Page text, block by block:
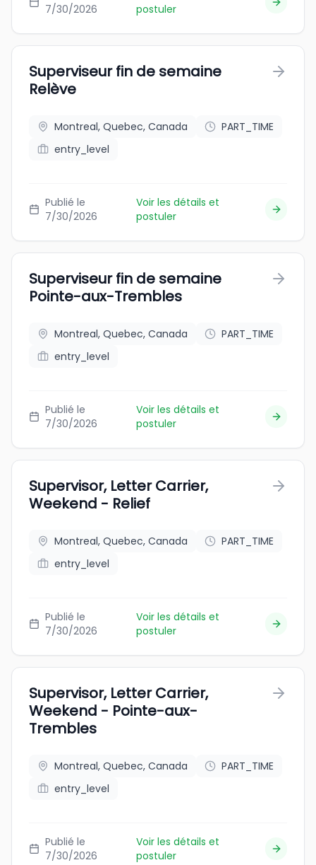
7/30/2026
postuler
Superviseur fin de semaine
Relève
Montreal, Quebec, Canada
PART_TIME
entry_level
Publié le
7/30/2026
Voir les détails et
postuler
Superviseur fin de semaine
Pointe-aux-Trembles
Montreal, Quebec, Canada
PART_TIME
entry_level
Publié le
7/30/2026
Voir les détails et
postuler
Supervisor, Letter Carrier,
Weekend - Relief
Montreal, Quebec, Canada
PART_TIME
entry_level
Publié le
7/30/2026
Voir les détails et
postuler
Supervisor, Letter Carrier,
Weekend - Pointe-aux-
Trembles
Montreal, Quebec, Canada
PART_TIME
entry_level
Publié le
7/30/2026
Voir les détails et
postuler